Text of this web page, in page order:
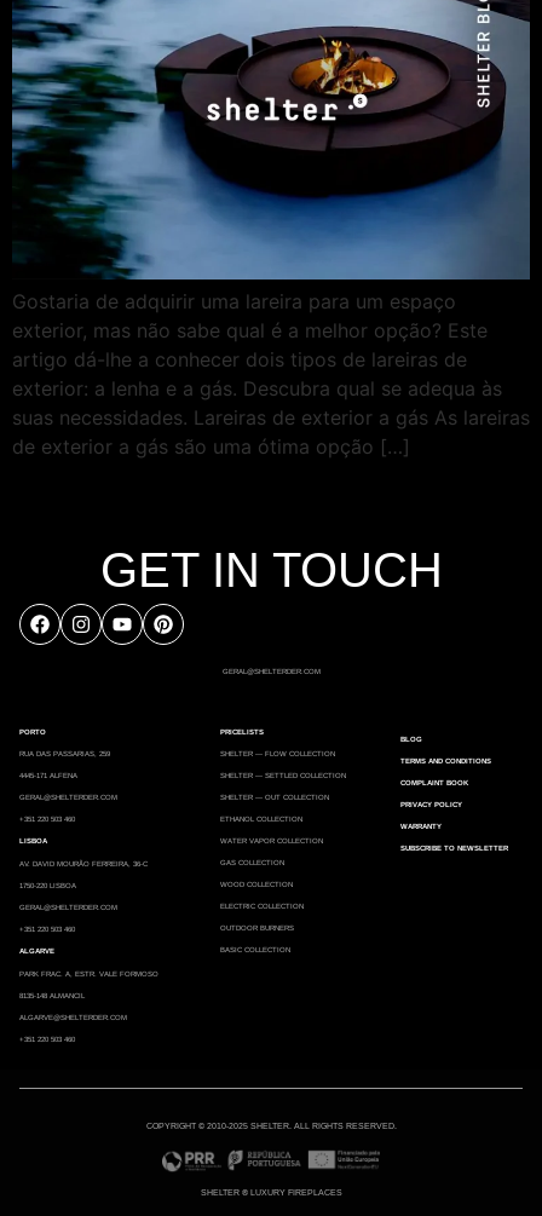
Gostaria de adquirir uma lareira para um espaço
exterior, mas não sabe qual é a melhor opção? Este
artigo dá-lhe a conhecer dois tipos de lareiras de
exterior: a lenha e a gás. Descubra qual se adequa às
suas necessidades. Lareiras de exterior a gás As lareiras
de exterior a gás são uma ótima opção […]
GET IN TOUCH
GERAL@SHELTERDER.COM
PORTO
RUA DAS PASSARIAS, 259
4445-171 ALFENA
GERAL@SHELTERDER.COM
+351 220 503 460
LISBOA
AV. DAVID MOURÃO FERREIRA, 36-C
1750-220 LISBOA
GERAL@SHELTERDER.COM
+351 220 503 460
ALGARVE
PARK FRAC. A, ESTR. VALE FORMOSO
8135-148 ALMANCIL
ALGARVE@SHELTERDER.COM
+351 220 503 460
PRICELISTS
SHELTER — FLOW COLLECTION
SHELTER — SETTLED COLLECTION
SHELTER — OUT COLLECTION
ETHANOL COLLECTION
WATER VAPOR COLLECTION
GAS COLLECTION
WOOD COLLECTION
ELECTRIC COLLECTION
OUTDOOR BURNERS
BASIC COLLECTION
BLOG
TERMS AND CONDITIONS
COMPLAINT BOOK
PRIVACY POLICY
WARRANTY
SUBSCRIBE TO NEWSLETTER
COPYRIGHT © 2010-2025 SHELTER. ALL RIGHTS RESERVED.
SHELTER ® LUXURY FIREPLACES